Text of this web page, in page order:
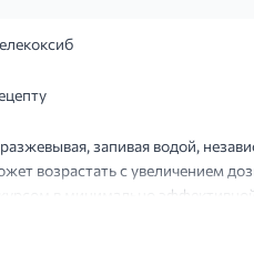
запивая водой,
возрастать с увеличением
в минимально
остеоартроза: